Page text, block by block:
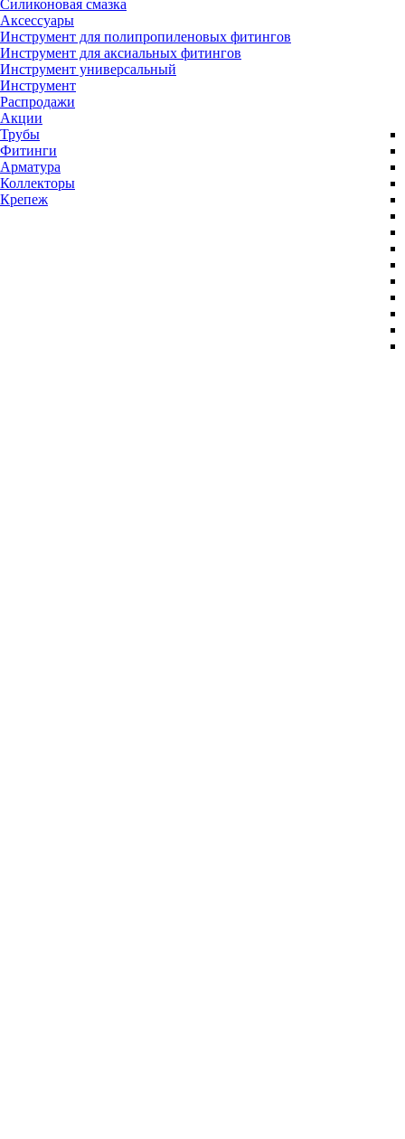
Силиконовая смазка
Аксессуары
Инструмент для полипропиленовых фитингов
Инструмент для аксиальных фитингов
Инструмент универсальный
Инструмент
Распродажи
Акции
Трубы
Фитинги
Арматура
Коллекторы
Крепеж